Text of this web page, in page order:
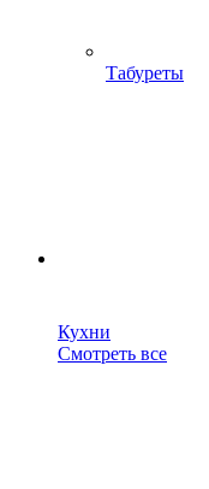
Табуреты
Кухни
Смотреть все